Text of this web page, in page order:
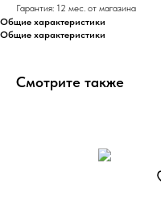
Гарантия: 12 мес. от магазина
Общие характеристики
Общие характеристики
Смотрите также